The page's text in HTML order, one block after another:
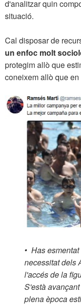
d'analitzar quin
situació.
Cal disposar de
un enfoc molt
protegim allò que
coneixem allò que en
• Has
necessitat dels
l'accés de la
S'està
plena època